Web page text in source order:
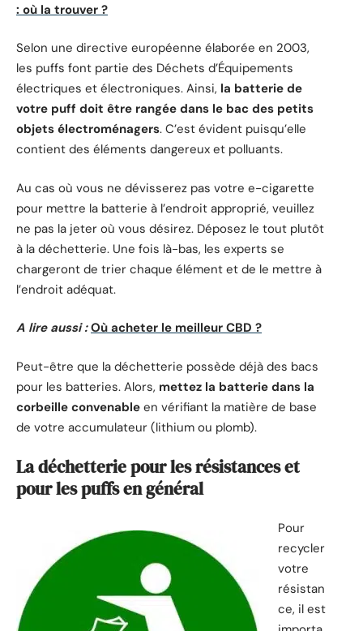
: où la trouver ?
Selon une directive européenne élaborée en 2003,
les puffs font partie des Déchets d’Équipements
électriques et électroniques. Ainsi, la batterie de
votre puff doit être rangée dans le bac des petits
objets électroménagers. C’est évident puisqu’elle
contient des éléments dangereux et polluants.
Au cas où vous ne dévisserez pas votre e-cigarette
pour mettre la batterie à l’endroit approprié, veuillez
ne pas la jeter où vous désirez. Déposez le tout plutôt
à la déchetterie. Une fois là-bas, les experts se
chargeront de trier chaque élément et de le mettre à
l’endroit adéquat.
A lire aussi : Où acheter le meilleur CBD ?
Peut-être que la déchetterie possède déjà des bacs
pour les batteries. Alors, mettez la batterie dans la
corbeille convenable en vérifiant la matière de base
de votre accumulateur (lithium ou plomb).
La déchetterie pour les résistances et
pour les puffs en général
Pour
recycler
votre
résistan
ce, il est